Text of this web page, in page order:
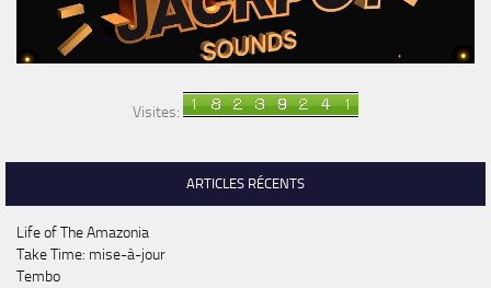
Visites:
ARTICLES RÉCENTS
Life of The Amazonia
Take Time: mise-à-jour
Tembo